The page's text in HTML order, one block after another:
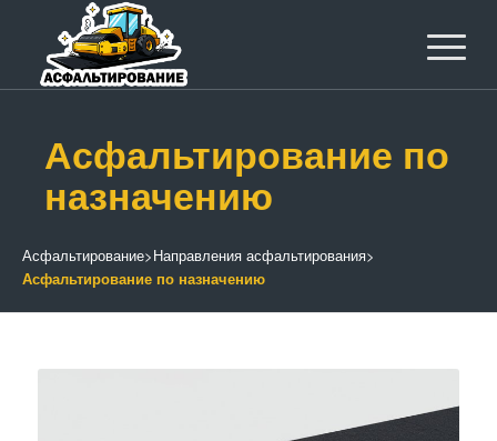
Асфальтирование по
назначению
Асфальтирование>Направления асфальтирования>
Асфальтирование по назначению